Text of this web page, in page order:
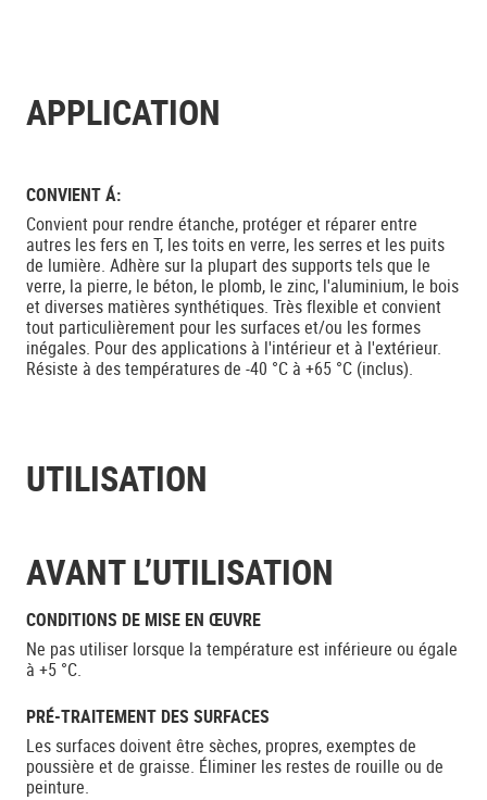
APPLICATION
CONVIENT Á:
Convient pour rendre étanche, protéger et réparer entre
autres les fers en T, les toits en verre, les serres et les puits
de lumière. Adhère sur la plupart des supports tels que le
verre, la pierre, le béton, le plomb, le zinc, l'aluminium, le bois
et diverses matières synthétiques. Très flexible et convient
tout particulièrement pour les surfaces et/ou les formes
inégales. Pour des applications à l'intérieur et à l'extérieur.
Résiste à des températures de -40 °C à +65 °C (inclus).
UTILISATION
AVANT L’UTILISATION
CONDITIONS DE MISE EN ŒUVRE
Ne pas utiliser lorsque la température est inférieure ou égale
à +5 °C.
PRÉ-TRAITEMENT DES SURFACES
Les surfaces doivent être sèches, propres, exemptes de
poussière et de graisse. Éliminer les restes de rouille ou de
peinture.